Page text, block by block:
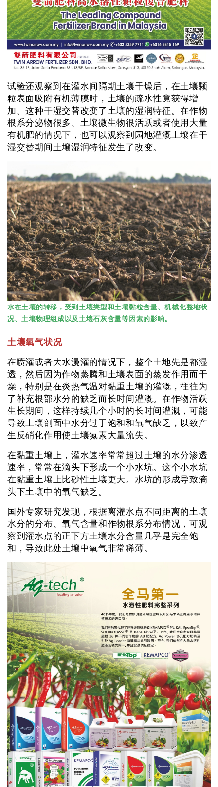
试验还观察到在灌水间隔期土壤干燥后，在土壤颗
粒表面吸附有机薄膜时，土壤的疏水性竟获得增
加。这种干湿交替改变了土壤的湿润特征。在作物
根系分泌物很多、土壤微生物很活跃或者使用大量
有机肥的情况下，也可以观察到园地灌溉土壤在干
湿交替期间土壤湿润特征发生了改变。
水在土壤的转移，受到土壤类型和土壤黏粒含量、机械化整地状
况、土壤物理组成以及土壤石灰含量等因素的影响。
土壤氧气状况
在喷灌或者大水漫灌的情况下，整个土地先是都湿
透，然后因为作物蒸腾和土壤表面的蒸发作用而干
燥，特别是在炎热气温对黏重土壤的灌溉，往往为
了补充根部水分的缺乏而长时间灌溉。在作物活跃
生长期间，这样持续几个小时的长时间灌溉，可能
导致土壤剖面中水分过于饱和和氧气缺乏，以致产
生反硝化作用使土壤氮素大量流失。
在黏重土壤上，灌水速率常常超过土壤的水分渗透
速率，常常在滴头下形成一个小水坑。这个小水坑
在黏重土壤上比砂性土壤更大。水坑的形成导致滴
头下土壤中的氧气缺乏。
国外专家研究发现，根据离灌水点不同距离的土壤
水分的分布、氧气含量和作物根系分布情况，可观
察到灌水点的正下方土壤水分含量几乎是完全饱
和，导致此处土壤中氧气非常稀薄。